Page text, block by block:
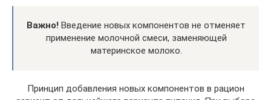
Важно! Введение новых компонентов не отменяет
применение молочной смеси, заменяющей
материнское молоко.
Принцип добавления новых компонентов в рацион